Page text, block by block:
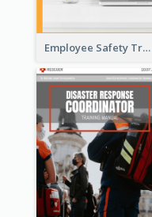
Employee Safety Training Manual